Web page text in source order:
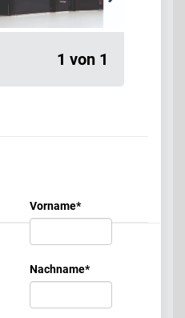
1 von 1
Vorname*
Nachname*